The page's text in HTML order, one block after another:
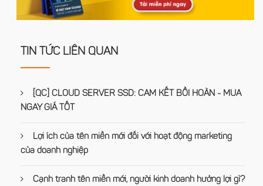
TIN TỨC LIÊN QUAN
[QC] CLOUD SERVER SSD: CAM KẾT BỒI HOÀN - MUA
NGAY GIÁ TỐT
Lợi ích của tên miền mới đối với hoạt động marketing
của doanh nghiệp
Cạnh tranh tên miền mới, người kinh doanh hưởng lợi gì?